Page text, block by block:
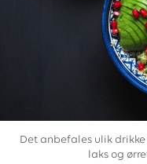
Det anbefales ulik
laks og